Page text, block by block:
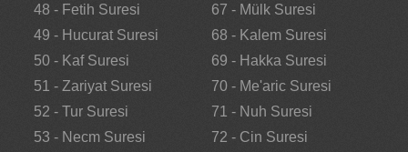
48 - Fetih Suresi
49 - Hucurat Suresi
50 - Kaf Suresi
51 - Zariyat Suresi
52 - Tur Suresi
53 - Necm Suresi
67 - Mülk Suresi
68 - Kalem Suresi
69 - Hakka Suresi
70 - Me'aric Suresi
71 - Nuh Suresi
72 - Cin Suresi